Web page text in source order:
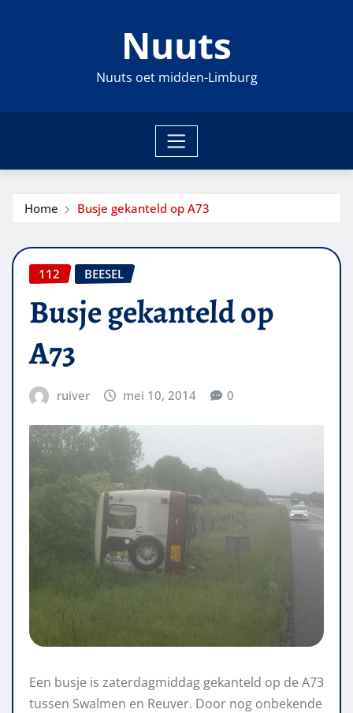
Nuuts
Nuuts oet midden-Limburg
Home Busje gekanteld op A73
112 BEESEL
Busje gekanteld op
A73
ruiver mei 10, 2014 0
Een busje is zaterdagmiddag gekanteld op de A73
tussen Swalmen en Reuver. Door nog onbekende